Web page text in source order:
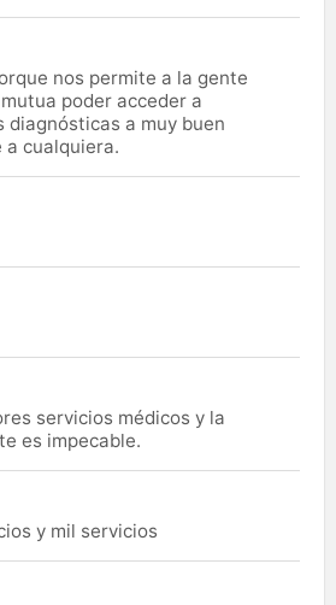
nos permite a la gente
poder acceder a
diagnósticas a muy buen
a cualquiera.
servicios médicos y la
es impecable.
y mil servicios